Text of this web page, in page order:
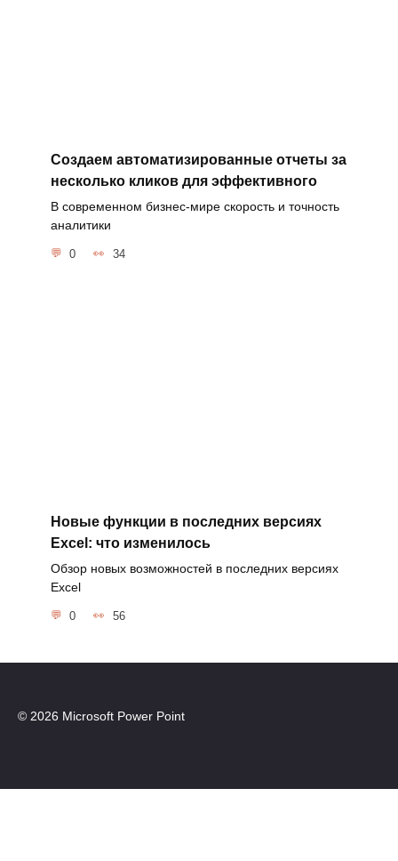
Создаем автоматизированные отчеты за
несколько кликов для эффективного
В современном бизнес-мире скорость и точность
аналитики
0 34
Новые функции в последних версиях
Excel: что изменилось
Обзор новых возможностей в последних версиях
Excel
0 56
© 2026 Microsoft Power Point